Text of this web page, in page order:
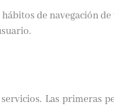
de navegación
Las primeras